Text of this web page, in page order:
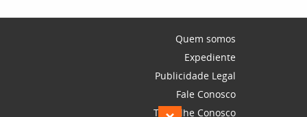
Quem somos
Expediente
Publicidade Legal
Fale Conosco
Trabalhe Conosco